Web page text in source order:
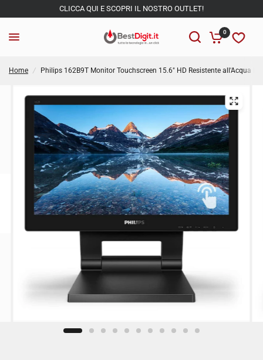
CLICCA QUI E SCOPRI IL NOSTRO OUTLET!
0
Home / Philips 162B9T Monitor Touchscreen 15.6" HD Resistente all'Acqua